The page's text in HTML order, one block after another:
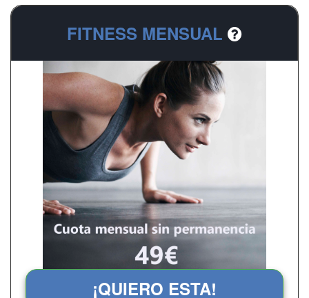
FITNESS MENSUAL
¡QUIERO ESTA!